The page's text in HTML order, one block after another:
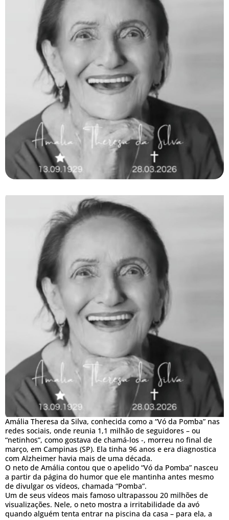
Amália Theresa da Silva, conhecida como a “Vó da Pomba” nas
redes sociais, onde reunia 1,1 milhão de seguidores – ou
“netinhos”, como gostava de chamá-los -, morreu no final de
março, em Campinas (SP). Ela tinha 96 anos e era diagnostica
com Alzheimer havia mais de uma década.
O neto de Amália contou que o apelido “Vó da Pomba” nasceu
a partir da página do humor que ele mantinha antes mesmo
de divulgar os vídeos, chamada “Pomba”.
Um de seus vídeos mais famoso ultrapassou 20 milhões de
visualizações. Nele, o neto mostra a irritabilidade da avó
quando alguém tenta entrar na piscina da casa – para ela, a